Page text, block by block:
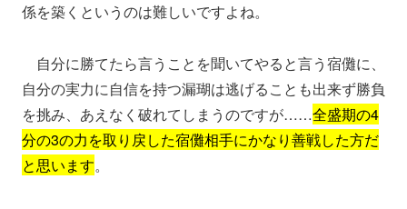
係を築くというのは難しいですよね。
自分に勝てたら言うことを聞いてやると言う宿儺に、
自分の実力に自信を持つ漏瑚は逃げることも出来ず勝負
を挑み、あえなく破れてしまうのですが……全盛期の4
分の3の力を取り戻した宿儺相手にかなり善戦した方だ
と思います。